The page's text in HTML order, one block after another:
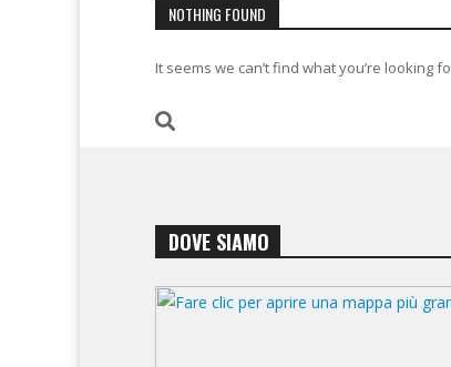
NOTHING FOUND
It seems we can’t find what you’re looking
DOVE SIAMO